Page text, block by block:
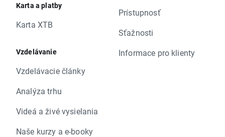
Karta a platby
Karta XTB
Vzdelávanie
Vzdelávacie články
Analýza trhu
Videá a živé vysielania
Naše kurzy a e-booky
Prístupnosť
Sťažnosti
Informace pro klienty